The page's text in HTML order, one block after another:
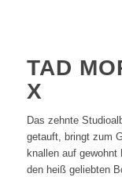
TAD
X
Das zehnte
getauft, bringt zum
knallen auf
den heiß geliebten